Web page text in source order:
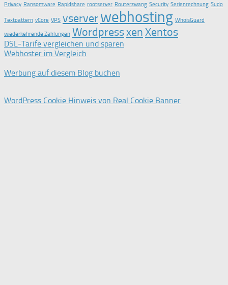
Privacy Ransomware Rapidshare rootserver Routerzwang Security Serienrechnung Sudo
Textpattern vCore VPS vserverwebhosting WhoisGuard
wiederkehrende Zahlungen WordpressxenXentos
DSL-Tarife vergleichen und sparen
Webhoster im Vergleich
Werbung auf diesem Blog buchen
WordPress Cookie Hinweis von Real Cookie Banner